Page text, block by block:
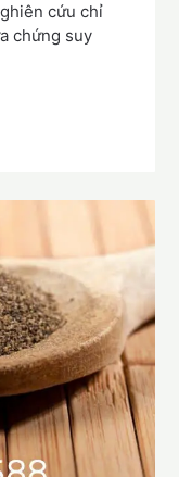
cứu chỉ
chứng suy